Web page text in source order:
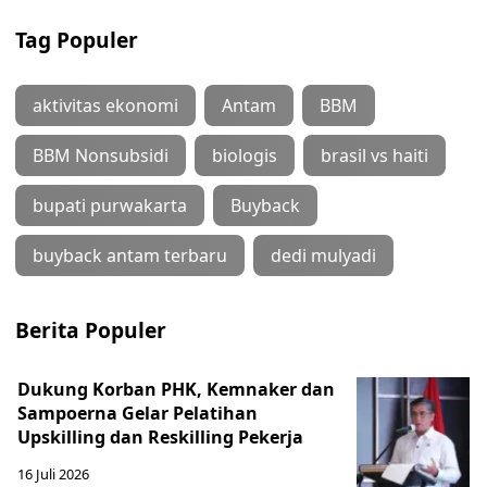
Tag Populer
aktivitas ekonomi Antam BBM
BBM Nonsubsidi biologis brasil vs haiti
bupati purwakarta Buyback
buyback antam terbaru dedi mulyadi
Berita Populer
Dukung Korban PHK, Kemnaker dan
Sampoerna Gelar Pelatihan
Upskilling dan Reskilling Pekerja
16 Juli 2026